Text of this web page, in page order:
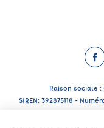
Raison sociale :
SIREN: 392875118 -